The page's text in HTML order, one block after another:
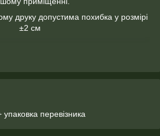
друку допустима похибка у розмірі
±2 см
перевізника